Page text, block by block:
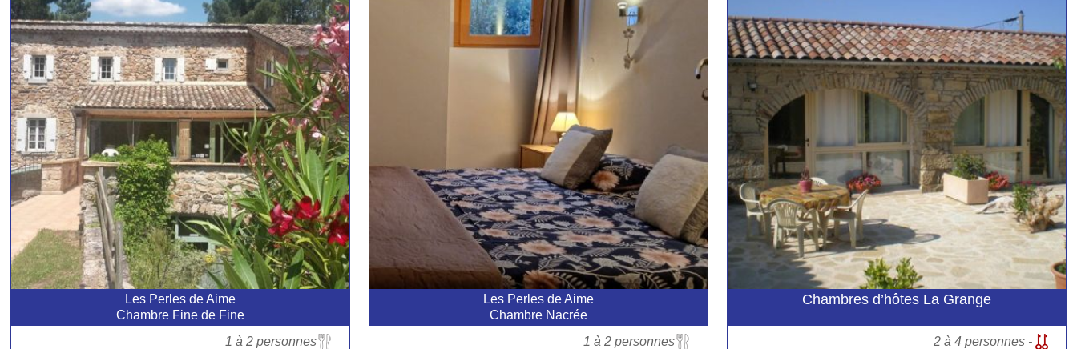
Les Perles de Aime
Chambre Fine de Fine
1 à 2 personnes
Les Perles de Aime
Chambre Nacrée
1 à 2 personnes
Chambres d’hôtes La Grange
2 à 4 personnes -